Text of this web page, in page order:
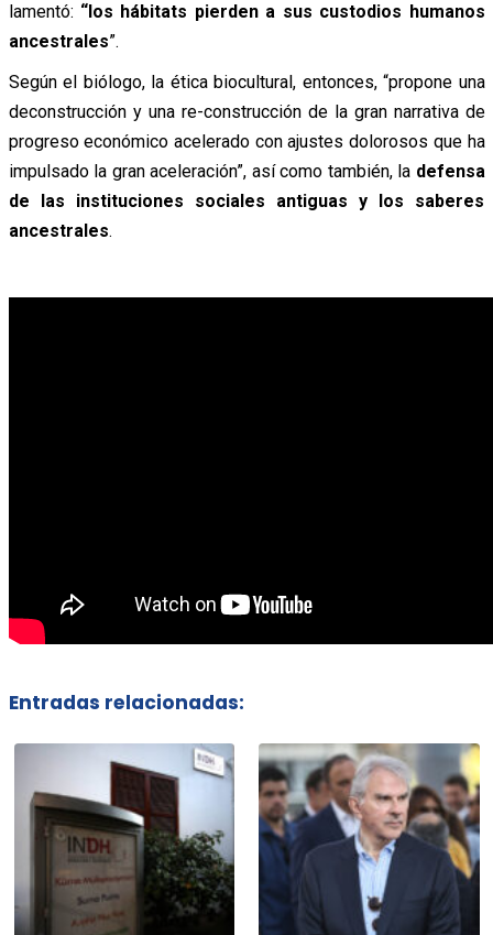
lamentó: “los hábitats pierden a sus custodios humanos
ancestrales”.
Según el biólogo, la ética biocultural, entonces, “propone una
deconstrucción y una re-construcción de la gran narrativa de
progreso económico acelerado con ajustes dolorosos que ha
impulsado la gran aceleración”, así como también, la defensa
de las instituciones sociales antiguas y los saberes
ancestrales.
Entradas relacionadas: